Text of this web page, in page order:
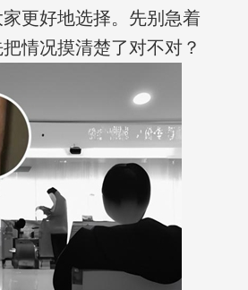
更好地选择。先别急着
情况摸清楚了对不对？